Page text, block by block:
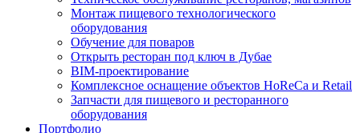
Монтаж пищевого технологического
оборудования
Обучение для поваров
Открыть ресторан под ключ в Дубае
BIM-проектирование
Комплексное оснащение объектов HoReCa и Retail
Запчасти для пищевого и ресторанного
оборудования
Портфолио